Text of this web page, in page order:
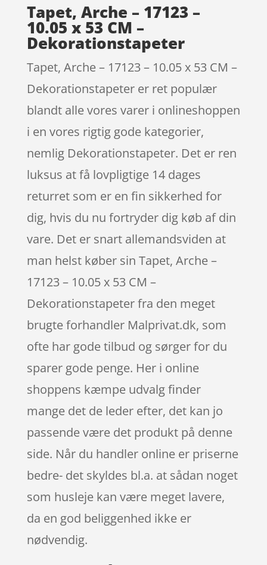
Tapet, Arche – 17123 –
10.05 x 53 CM –
Dekorationstapeter
Tapet, Arche – 17123 – 10.05 x 53 CM –
Dekorationstapeter er ret populær
blandt alle vores varer i onlineshoppen
i en vores rigtig gode kategorier,
nemlig Dekorationstapeter. Det er ren
luksus at få lovpligtige 14 dages
returret som er en fin sikkerhed for
dig, hvis du nu fortryder dig køb af din
vare. Det er snart allemandsviden at
man helst køber sin Tapet, Arche –
17123 – 10.05 x 53 CM –
Dekorationstapeter fra den meget
brugte forhandler Malprivat.dk, som
ofte har gode tilbud og sørger for du
sparer gode penge. Her i online
shoppens kæmpe udvalg finder
mange det de leder efter, det kan jo
passende være det produkt på denne
side. Når du handler online er priserne
bedre- det skyldes bl.a. at sådan noget
som husleje kan være meget lavere,
da en god beliggenhed ikke er
nødvendig.